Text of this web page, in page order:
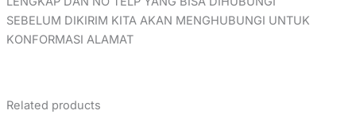
SEBELUM DIKIRIM KITA AKAN MENGHUBUNGI UNTUK
KONFORMASI ALAMAT
Related products